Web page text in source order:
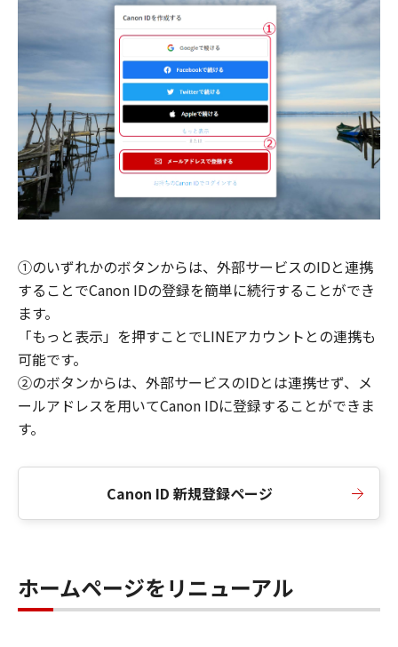
①のいずれかのボタンからは、外部サービスのIDと連携
することでCanon IDの登録を簡単に続行することができ
ます。
「もっと表示」を押すことでLINEアカウントとの連携も
可能です。
②のボタンからは、外部サービスのIDとは連携せず、メ
ールアドレスを用いてCanon IDに登録することができま
す。
Canon ID 新規登録ページ
ホームページをリニューアル